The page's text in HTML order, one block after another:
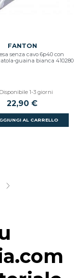
FANTON
senza cavo 6p40 con
guaina bianca 410280
Disponibile 1-3 giorni
22,90 €
AL CARRELLO